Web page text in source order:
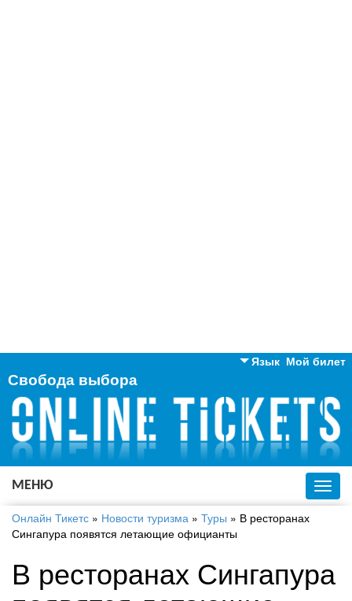
Мой билет
Язык
Английский
Русский
Украинский
Свобода выбора
МЕНЮ
Онлайн Тикетс » Новости туризма » Туры » В ресторанах
Сингапура появятся летающие официанты
В ресторанах Сингапура